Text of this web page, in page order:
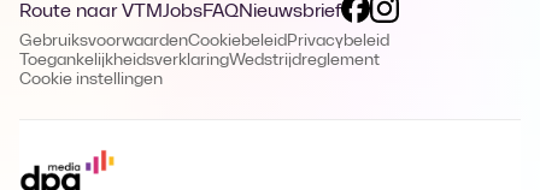
Route naar VTMJobsFAQNieuwsbrief
GebruiksvoorwaardenCookiebeleid Privacybeleid
ToegankelijkheidsverklaringWedstrijdreglement
Cookie instellingen